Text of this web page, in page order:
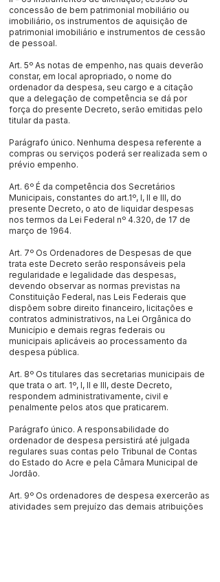
concessão de bem patrimonial mobiliário ou
imobiliário, os instrumentos de aquisição de
patrimonial imobiliário e instrumentos de cessão
de pessoal.
Art. 5º As notas de empenho, nas quais deverão
constar, em local apropriado, o nome do
ordenador da despesa, seu cargo e a citação
que a delegação de competência se dá por
força do presente Decreto, serão emitidas pelo
titular da pasta.
Parágrafo único. Nenhuma despesa referente a
compras ou serviços poderá ser realizada sem o
prévio empenho.
Art. 6º É da competência dos Secretários
Municipais, constantes do art.1º, I, II e III, do
presente Decreto, o ato de liquidar despesas
nos termos da Lei Federal nº 4.320, de 17 de
março de 1964.
Art. 7º Os Ordenadores de Despesas de que
trata este Decreto serão responsáveis pela
regularidade e legalidade das despesas,
devendo observar as normas previstas na
Constituição Federal, nas Leis Federais que
dispõem sobre direito financeiro, licitações e
contratos administrativos, na Lei Orgânica do
Município e demais regras federais ou
municipais aplicáveis ao processamento da
despesa pública.
Art. 8º Os titulares das secretarias municipais de
que trata o art. 1º, I, II e III, deste Decreto,
respondem administrativamente, civil e
penalmente pelos atos que praticarem.
Parágrafo único. A responsabilidade do
ordenador de despesa persistirá até julgada
regulares suas contas pelo Tribunal de Contas
do Estado do Acre e pela Câmara Municipal de
Jordão.
Art. 9º Os ordenadores de despesa exercerão as
atividades sem prejuízo das demais atribuições